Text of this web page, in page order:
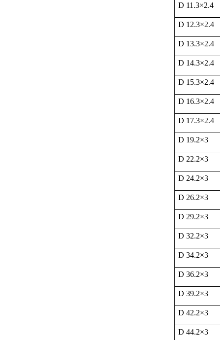
D 11.3×2.4
D 12.3×2.4
D 13.3×2.4
D 14.3×2.4
D 15.3×2.4
D 16.3×2.4
D 17.3×2.4
D 19.2×3
D 22.2×3
D 24.2×3
D 26.2×3
D 29.2×3
D 32.2×3
D 34.2×3
D 36.2×3
D 39.2×3
D 42.2×3
D 44.2×3